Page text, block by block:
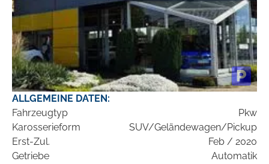
ALLGEMEINE DATEN:
Fahrzeugtyp
Pkw
Karosserieform
SUV/Geländewagen/Pickup
Erst-Zul.
Feb / 2020
Getriebe
Automatik